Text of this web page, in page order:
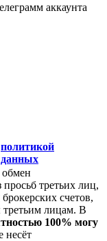
аккаунта
политикой
обмен
третьих лиц,
счетов,
лицам. В
100% могу
несёт